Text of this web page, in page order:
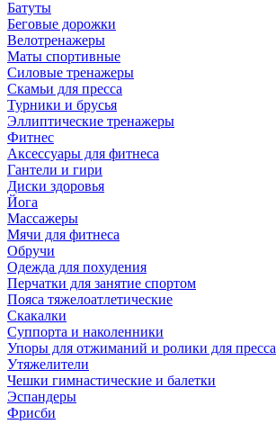
Батуты
Беговые дорожки
Велотренажеры
Маты спортивные
Силовые тренажеры
Скамьи для пресса
Турники и брусья
Эллиптические тренажеры
Фитнес
Аксессуары для фитнеса
Гантели и гири
Диски здоровья
Йога
Массажеры
Мячи для фитнеса
Обручи
Одежда для похудения
Перчатки для занятие спортом
Пояса тяжелоатлетические
Скакалки
Суппорта и наколенники
Упоры для отжиманий и ролики для пресса
Утяжелители
Чешки гимнастические и балетки
Эспандеры
Фрисби